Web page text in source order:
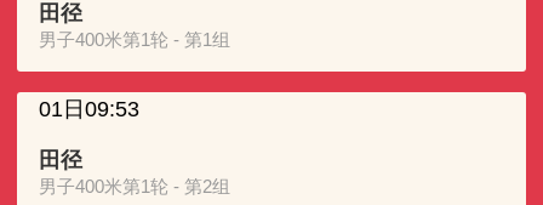
田径
男子400米第1轮 - 第1组
01日09:53
田径
男子400米第1轮 - 第2组